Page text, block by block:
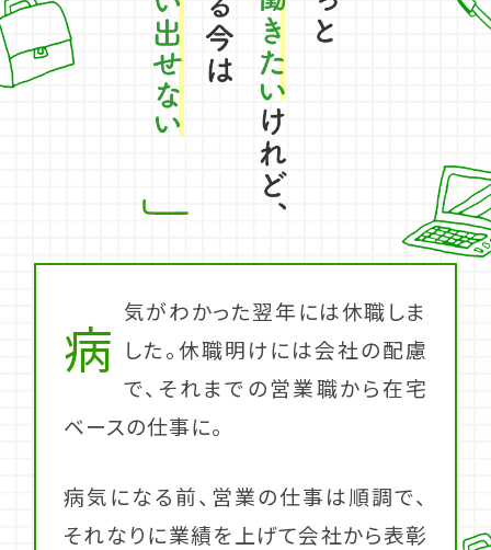
病
気がわかった翌年には休職しま
した。休職明けには会社の配慮
で、それまでの営業職から在宅
ベースの仕事に。
病気になる前、営業の仕事は順調で、
それなりに業績を上げて会社から表彰